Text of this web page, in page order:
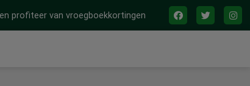
profiteer van vroegboekkortingen